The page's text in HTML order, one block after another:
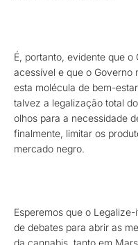
É, portanto, evidente que
acessível e que o Governo
esta molécula de bem-
talvez a legalização total
olhos para a necessidade
finalmente, limitar os
mercado negro.
Esperemos que o
de debates para abrir as
da cannabis, tanto em